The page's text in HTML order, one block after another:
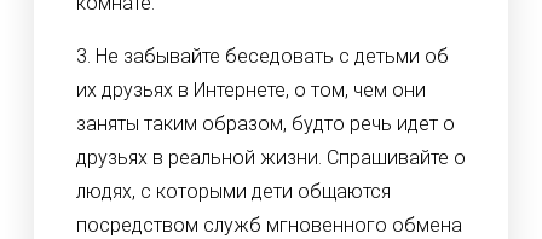
3. Не забывайте беседовать с детьми об
их друзьях в Интернете, о том, чем они
заняты таким образом, будто речь идет о
друзьях в реальной жизни. Спрашивайте о
людях, с которыми дети общаются
посредством служб мгновенного обмена